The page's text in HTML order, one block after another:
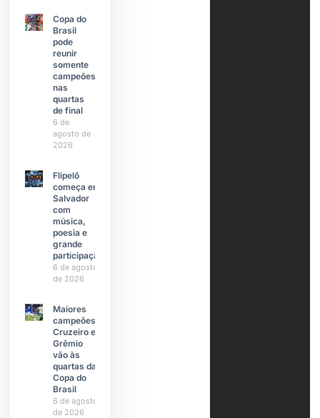
Copa do
Brasil
pode
reunir
somente
campeões
nas
quartas
de final
6 de
agosto de
2026
Flipelô
começa em
Salvador
com
música,
poesia e
grande
participação
6 de agosto
de 2026
Maiores
campeões,
Cruzeiro e
Grêmio
vão às
quartas da
Copa do
Brasil
6 de agosto
de 2026